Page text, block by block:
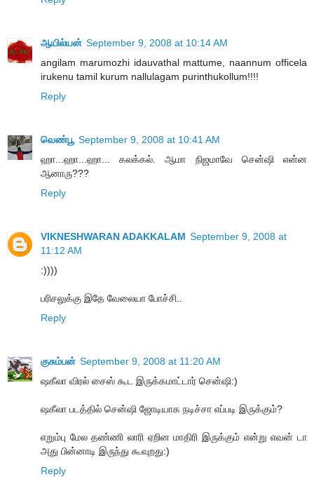
ஆயில்யன் September 9, 2008 at 10:14 AM
angilam marumozhi idauvathal mattume, naannum officela
irukenu tamil kurum nallulagam purinthukollum!!!!
Reply
வெண்பூ September 9, 2008 at 10:41 AM
ஹா...ஹா...ஹா... கலக்கல். ஆமா நிஜமாவே சென்ஷி என்ன
ஆனாரு???
Reply
VIKNESHWARAN ADAKKALAM September 9, 2008 at
11:12 AM
:))))
பரிசலுக்கு இதே வேலையா போச்சி..
Reply
குசும்பன் September 9, 2008 at 11:20 AM
ஷகீலா விரல் சைஸ் கூட இருக்கமாட்டார் சென்ஷி:)
ஷகீலா படத்தில் சென்ஷி ஜோடியாக நடிச்சா எப்படி இருக்கும்?
எறும்பு மேல தண்ணி லாரி ஏறின மாதிரி இருக்கும் என்று எவன் டா
அது பின்னாடி இருந்து கூவுறது:)
Reply